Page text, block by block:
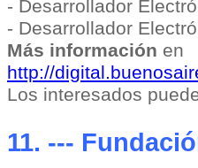
- Desarrollador
- Desarrollador
Más información en
http://
Los interesados
11. ---